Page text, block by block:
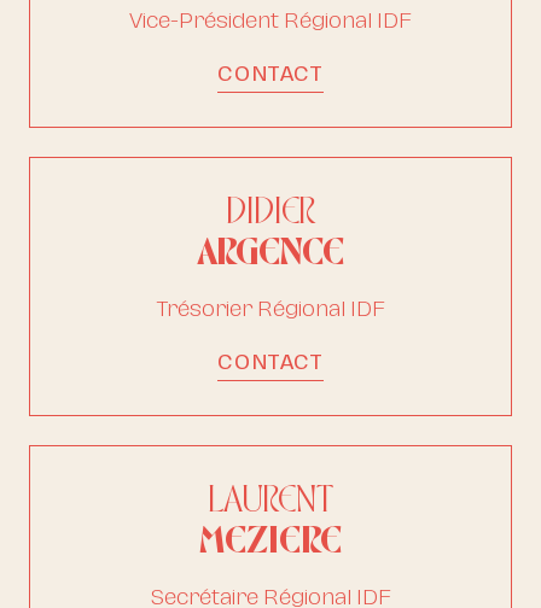
Vice-Président Régional IDF
CONTACT
DIDIER
ARGENCE
Trésorier Régional IDF
CONTACT
LAURENT
MEZIERE
Secrétaire Régional IDF